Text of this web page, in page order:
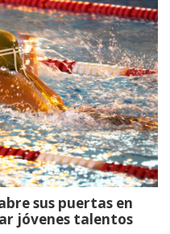
sus puertas en
jóvenes talentos